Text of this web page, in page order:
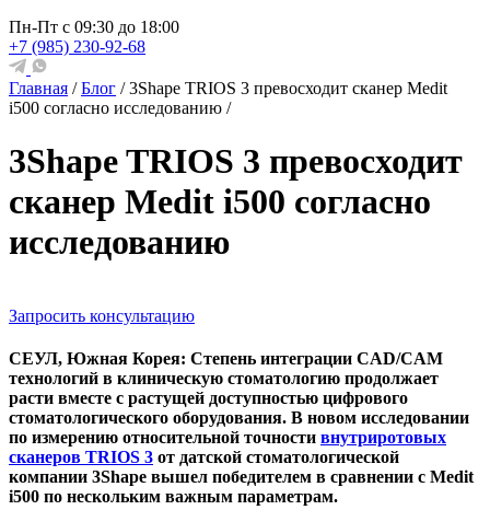
Пн-Пт с 09:30 до 18:00
+7 (985) 230-92-68
Главная /Блог /3Shape TRIOS 3 превосходит сканер Medit
i500 согласно исследованию /
3Shape TRIOS 3 превосходит
сканер Medit i500 согласно
исследованию
Запросить консультацию
СЕУЛ, Южная Корея: Степень интеграции CAD/CAM
технологий в клиническую стоматологию продолжает
расти вместе с растущей доступностью цифрового
стоматологического оборудования. В новом исследовании
по измерению относительной точности внутриротовых
сканеров TRIOS 3 от датской стоматологической
компании 3Shape вышел победителем в сравнении с Medit
i500 по нескольким важным параметрам.